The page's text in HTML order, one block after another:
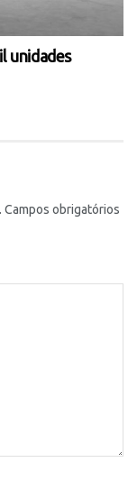
unidades
Campos obrigatórios